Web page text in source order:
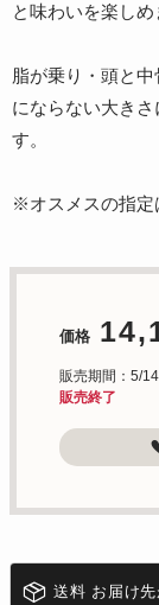
と味わいを楽しめ
脂が乗り・頭と
にならない大き
す。
※オスメスの指定
価格
販売期間：5/
販売終了
送料 お届け